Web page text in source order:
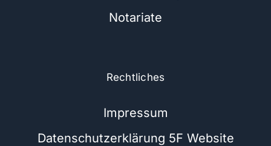
Notariate
Rechtliches
Impressum
Datenschutzerklärung 5F Website